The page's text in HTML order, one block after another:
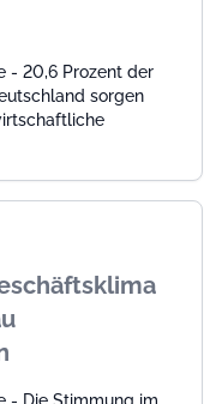
- 20,6 Prozent der
sorgen
- Die Stimmung im